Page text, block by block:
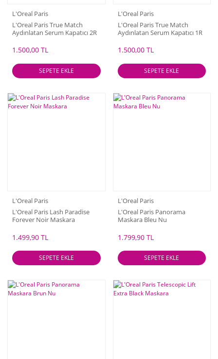
L'Oreal Paris
L'Oreal Paris True Match
Aydınlatan Serum Kapatıcı 2R
1.500,00 TL
SEPETE EKLE
L'Oreal Paris
L'Oreal Paris True Match
Aydınlatan Serum Kapatıcı 1R
1.500,00 TL
SEPETE EKLE
L'Oreal Paris
L'Oreal Paris Lash Paradise
Forever Noir Maskara
1.499,90 TL
SEPETE EKLE
L'Oreal Paris
L'Oreal Paris Panorama
Maskara Bleu Nu
1.799,90 TL
SEPETE EKLE